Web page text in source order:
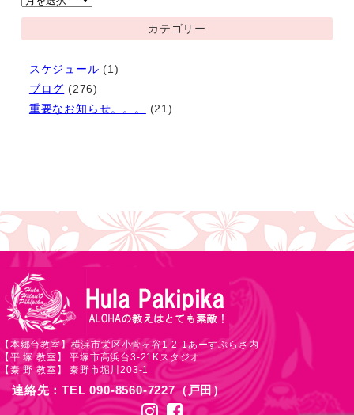
ー
カ
ブ
カテゴリー
スケジュール (1)
ブログ (276)
重要なお知らせ。。。
(21)
【本郷台教室】横浜市栄区小菅ヶ谷1-2-1あーすぷらざ内
【平 塚 教室】 平塚市高浜台3-21Kスタジオ
【秦 野 教室】 秦野市堀川203-1
連絡先：TEL 090-8560-7227（戸田）